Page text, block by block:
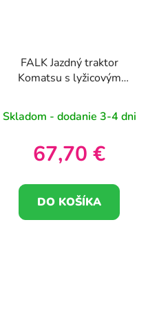
FALK Jazdný traktor
Komatsu s lyžicovým
1 do 3 rokov
Skladom - dodanie 3-4 dni
67,70 €
DO KOŠÍKA